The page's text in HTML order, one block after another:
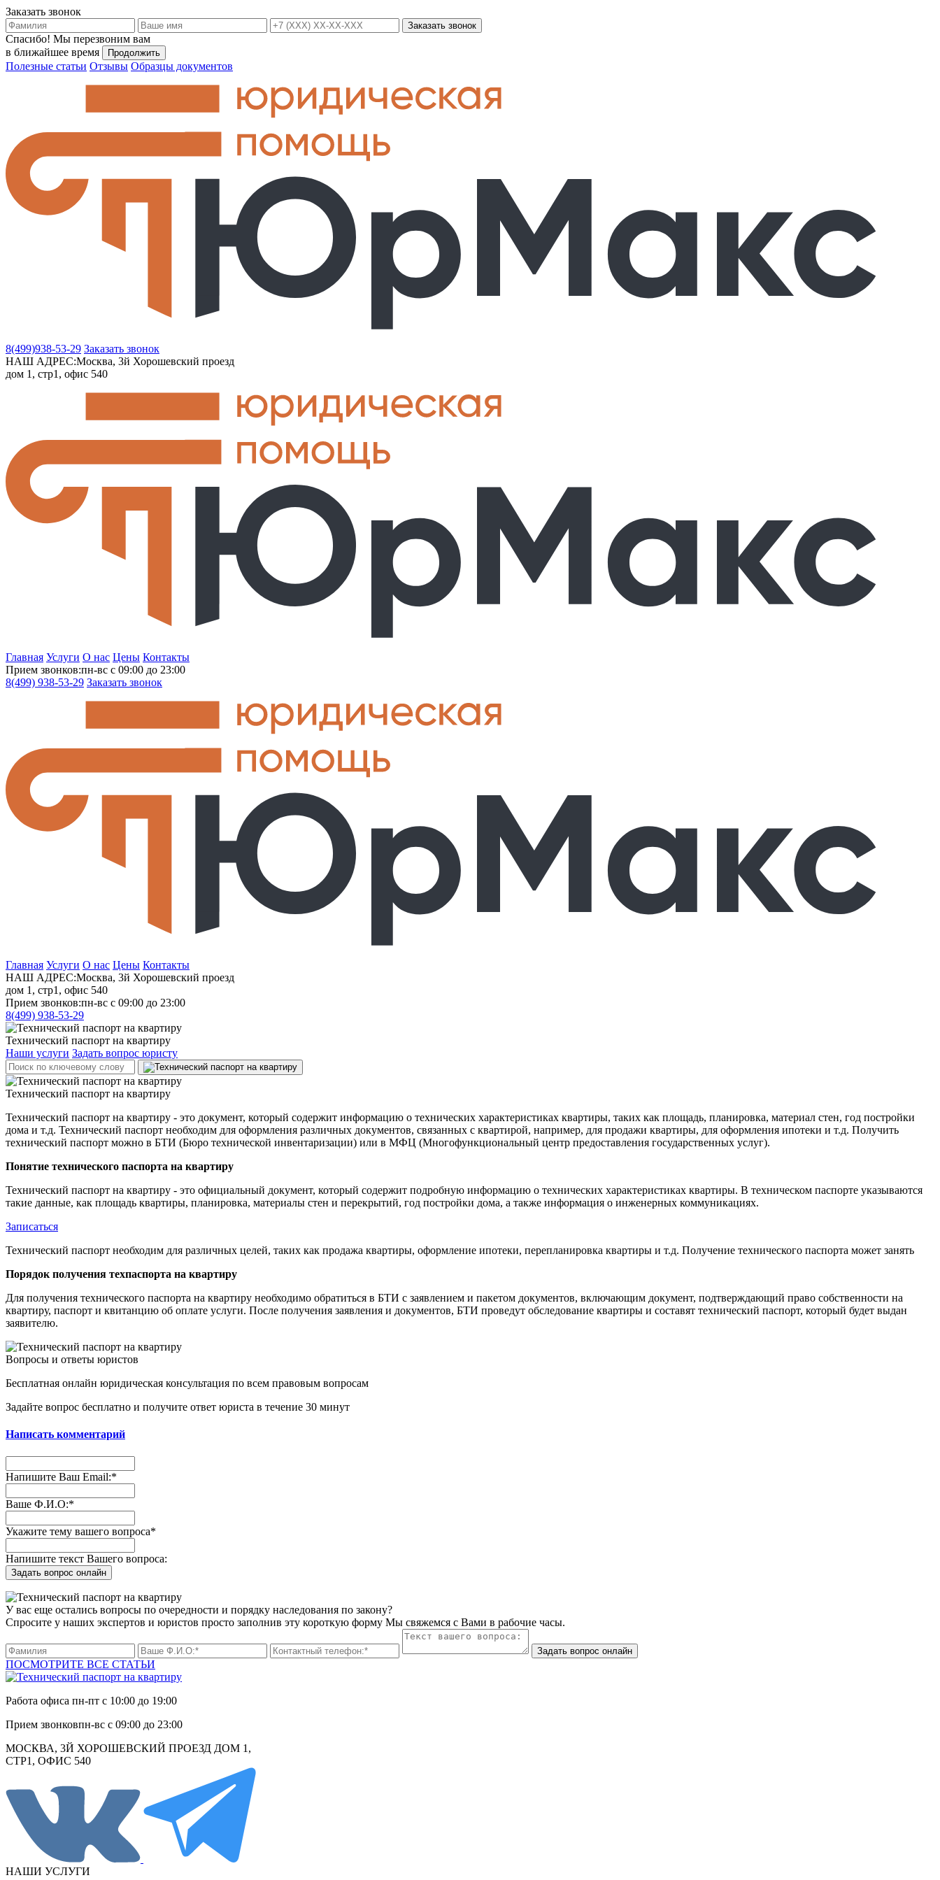
Заказать звонок
Заказать звонок
Спасибо! Мы перезвоним вам
в ближайшее время
Продолжить
Полезные статьи Отзывы Образцы документов
8(499)938-53-29 Заказать звонок
НАШ АДРЕС:Москва, 3й Хорошевский проезд
дом 1, стр1, офис 540
Главная Услуги О нас Цены Контакты
Прием звонков:пн-вс с 09:00 до 23:00
8(499) 938-53-29 Заказать звонок
Главная Услуги О нас Цены Контакты
НАШ АДРЕС:Москва, 3й Хорошевский проезд
дом 1, стр1, офис 540
Прием звонков:пн-вс с 09:00 до 23:00
8(499) 938-53-29
Технический паспорт на квартиру
Наши услуги Задать вопрос юристу
Технический паспорт на квартиру
Технический паспорт на квартиру - это документ, который содержит информацию о технических характеристиках квартиры, таких как площадь, планировка, материал стен, год постройки
дома и т.д. Технический паспорт необходим для оформления различных документов, связанных с квартирой, например, для продажи квартиры, для оформления ипотеки и т.д. Получить
технический паспорт можно в БТИ (Бюро технической инвентаризации) или в МФЦ (Многофункциональный центр предоставления государственных услуг).
Понятие технического паспорта на квартиру
Технический паспорт на квартиру - это официальный документ, который содержит подробную информацию о технических характеристиках квартиры. В техническом паспорте указываются
такие данные, как площадь квартиры, планировка, материалы стен и перекрытий, год постройки дома, а также информация о инженерных коммуникациях.
Записаться
Технический паспорт необходим для различных целей, таких как продажа квартиры, оформление ипотеки, перепланировка квартиры и т.д. Получение технического паспорта может занять
Порядок получения техпаспорта на квартиру
Для получения технического паспорта на квартиру необходимо обратиться в БТИ с заявлением и пакетом документов, включающим документ, подтверждающий право собственности на
квартиру, паспорт и квитанцию об оплате услуги. После получения заявления и документов, БТИ проведут обследование квартиры и составят технический паспорт, который будет выдан
заявителю.
Вопросы и ответы юристов
Бесплатная онлайн юридическая консультация по всем правовым вопросам
Задайте вопрос бесплатно и получите ответ юриста в течение 30 минут
Написать комментарий
Напишите Ваш Email:*
Ваше Ф.И.О:*
Укажите тему вашего вопроса*
Напишите текст Вашего вопроса:
У вас еще остались вопросы по очередности и порядку наследования по закону?
Спросите у наших экспертов и юристов просто заполнив эту короткую форму Мы свяжемся с Вами в рабочие часы.
Задать вопрос онлайн
ПОСМОТРИТЕ ВСЕ СТАТЬИ
Работа офиса пн-пт с 10:00 до 19:00
Прием звонковпн-вс с 09:00 до 23:00
МОСКВА, 3Й ХОРОШЕВСКИЙ ПРОЕЗД ДОМ 1,
СТР1, ОФИС 540
НАШИ УСЛУГИ